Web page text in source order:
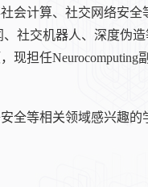
会计算、社交网络安
、社交机器人、深度伪
现担任Neurocomputing
全等相关领域感兴趣的